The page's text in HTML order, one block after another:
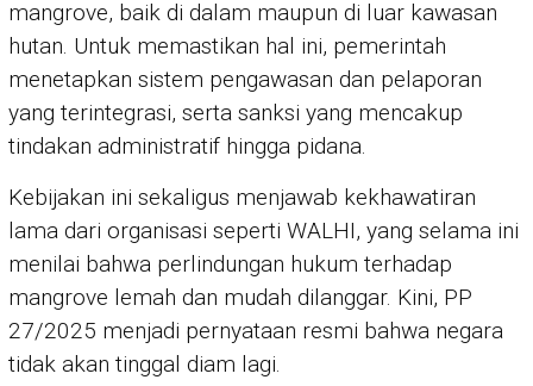
mangrove, baik di dalam maupun di luar kawasan
hutan. Untuk memastikan hal ini, pemerintah
menetapkan sistem pengawasan dan pelaporan
yang terintegrasi, serta sanksi yang mencakup
tindakan administratif hingga pidana.
Kebijakan ini sekaligus menjawab kekhawatiran
lama dari organisasi seperti WALHI, yang selama ini
menilai bahwa perlindungan hukum terhadap
mangrove lemah dan mudah dilanggar. Kini, PP
27/2025 menjadi pernyataan resmi bahwa negara
tidak akan tinggal diam lagi.